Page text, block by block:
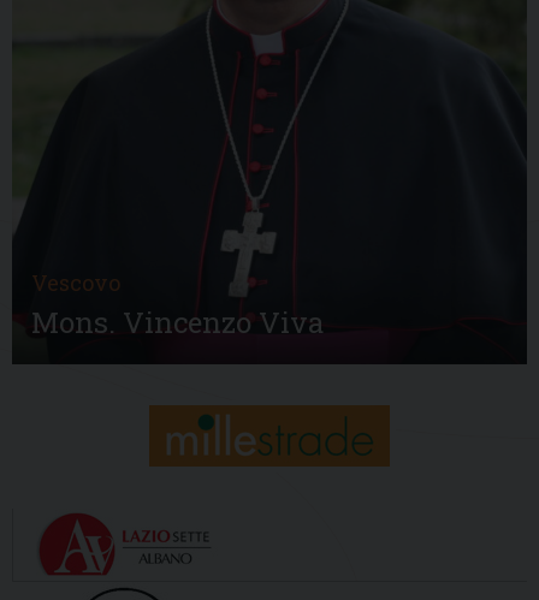
Vescovo
Mons. Vincenzo Viva